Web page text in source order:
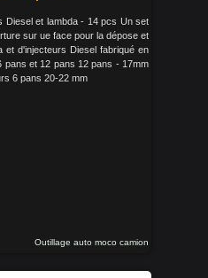
Diesel et lambda - 14 pcs Un set
sur ue face pour la dépose et
et d'injecteurs Diesel fabriqué en
pans et 12 pans 12 pans - 17mm
6 pans 20-22 mm
Outillage auto moco camion